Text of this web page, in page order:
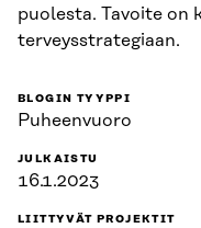
puolesta. Tavoite on
terveysstrategiaan.
BLOGIN TYYPPI
Puheenvuoro
JULKAISTU
16.1.2023
LIITTYVÄT PROJEKTIT